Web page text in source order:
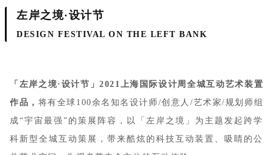
左岸之境·设计节
DESIGN FESTIVAL ON THE LEFT BANK
「左岸之境·设计节」2021上海国际设计周全城互动艺术装置
作品， 将有全球100余名知名设计师/创意人/艺术家/规划师 组
成“宇宙最强”的策展阵容，以「左岸之境」为主题发起跨学
科新型全城互动策展，带来酷炫的科技互动装置、吸睛的公